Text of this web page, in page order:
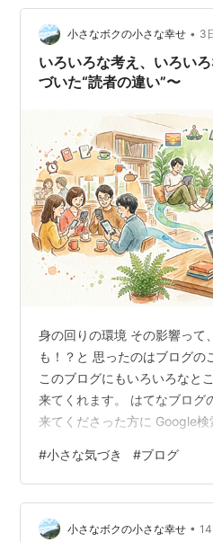
小さなボクの小さな幸せ • 3
いろいろな考え、いろい
づいた“読者の違い”〜
身の回りの環境 その影響って
も！？と 思ったのはブログの
このブログにもいろいろなと
来てくれます。 はてなブログ
来てくださった方に Google
読者の皆さんが 読んでくださ
ということがわかりました。
さった方からは 以下の記事を
した。 どちらも忙しさの中で
#小さな気づき #ブログ
小さなボクの小さな幸せ •